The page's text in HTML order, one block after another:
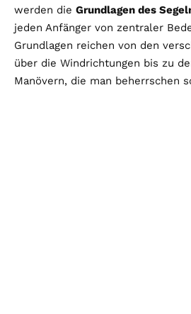
werden die Grundlagen des
jeden Anfänger von zentraler
Grundlagen reichen von den
über die Windrichtungen bis zu
Manövern, die man beherrschen